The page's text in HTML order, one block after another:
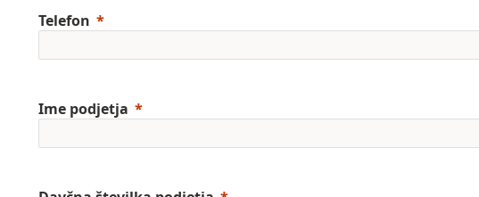
Telefon
Ime podjetja